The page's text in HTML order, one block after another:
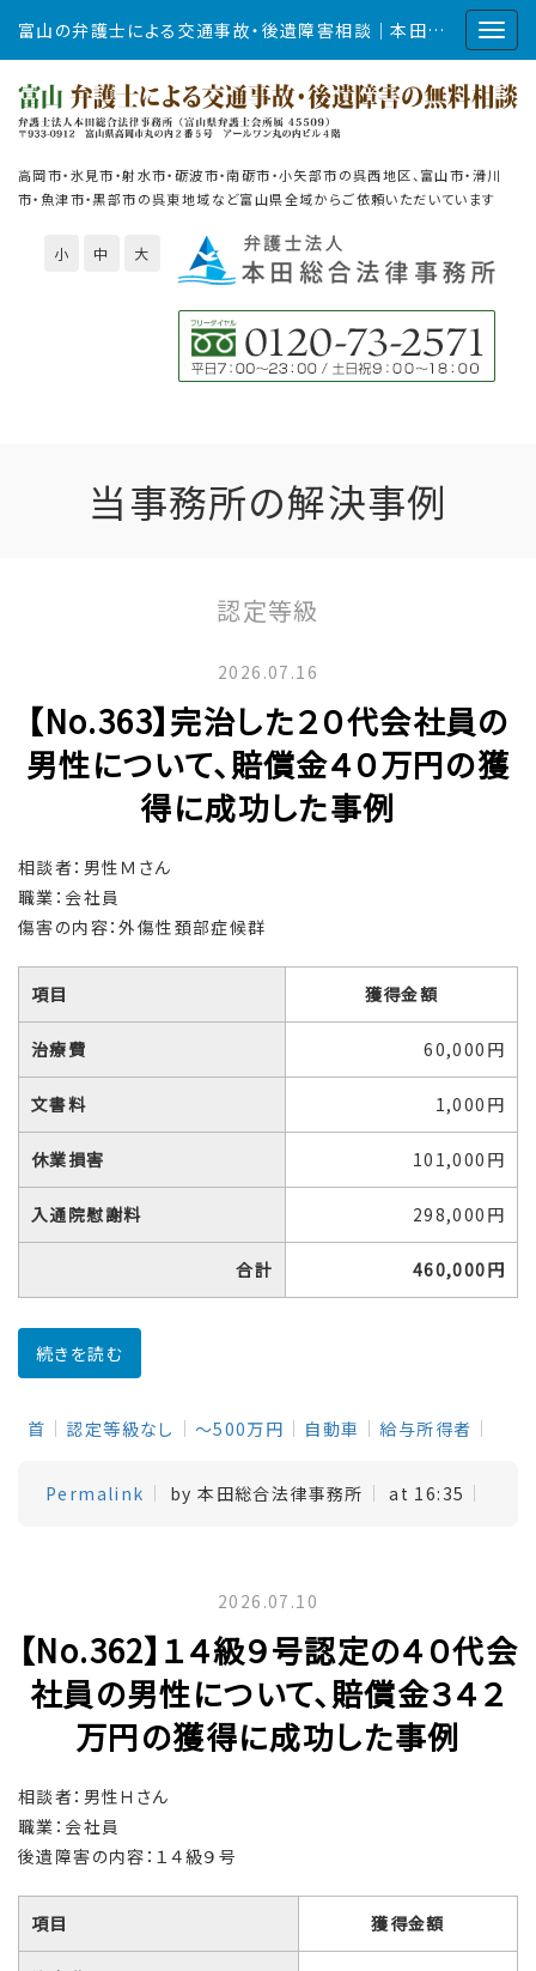
富山の弁護士による交通事故・後遺障害相談｜本田総合法律事務所
高岡市・氷見市・射水市・砺波市・南砺市・小矢部市の呉西地区、富山市・滑川
市・魚津市・黒部市の呉東地域など富山県全域からご依頼いただいています
小 中 大
当事務所の解決事例
認定等級
2026.07.16
【No.363】完治した２０代会社員の
男性について、賠償金４０万円の獲
得に成功した事例
相談者：男性Ｍさん
職業：会社員
傷害の内容：外傷性頚部症候群
項目 獲得金額
治療費 60,000円
文書料 1,000円
休業損害 101,000円
入通院慰謝料 298,000円
合計 460,000円
続きを読む
首 認定等級なし ～500万円 自動車 給与所得者
Permalink by 本田総合法律事務所 at 16:35
2026.07.10
【No.362】１４級９号認定の４０代会
社員の男性について、賠償金３４２
万円の獲得に成功した事例
相談者：男性Ｈさん
職業：会社員
後遺障害の内容：１４級９号
項目 獲得金額